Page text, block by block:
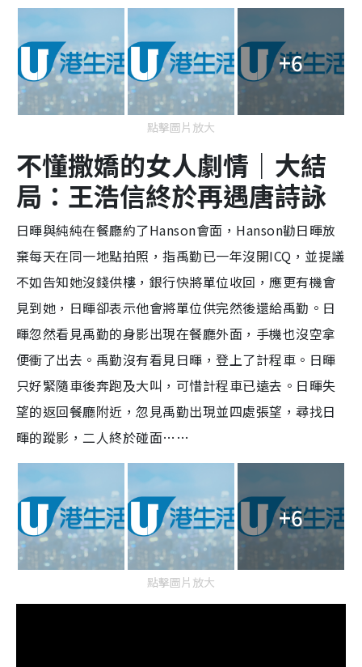
+6
點擊圖片放大
不懂撒嬌的女人劇情｜大結
局：王浩信終於再遇唐詩詠
日暉與純純在餐廳約了Hanson會面，Hanson勸日暉放
棄每天在同一地點拍照，指禹勤已一年沒開ICQ，並提議
不如告知她沒錢供樓，銀行快將單位收回，應更有機會
見到她，日暉卻表示他會將單位供完然後還給禹勤。日
暉忽然看見禹勤的身影出現在餐廳外面，手機也沒空拿
便衝了出去。禹勤沒有看見日暉，登上了計程車。日暉
只好緊隨車後奔跑及大叫，可惜計程車已遠去。日暉失
望的返回餐廳附近，忽見禹勤出現並四處張望，尋找日
暉的蹤影，二人終於碰面……
+6
點擊圖片放大